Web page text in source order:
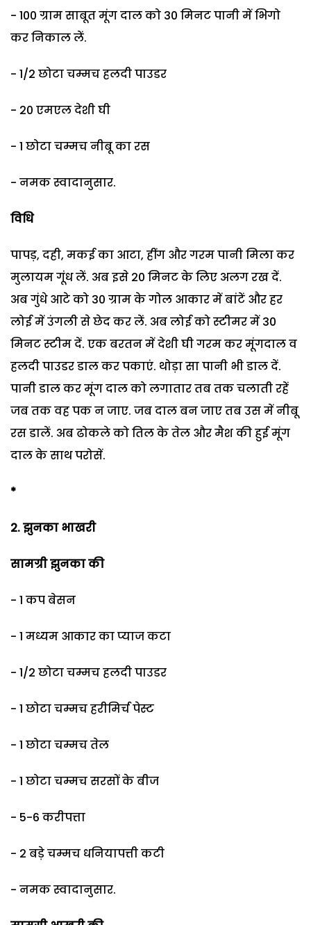
- 100 ग्राम साबूत मूंग दाल को 30 मिनट पानी में भिगो
कर निकाल लें.
- 1/2 छोटा चम्मच हलदी पाउडर
- 20 एमएल देशी घी
- 1 छोटा चम्मच नीबू का रस
- नमक स्वादानुसार.
विधि
पापड़, दही, मकई का आटा, हींग और गरम पानी मिला कर
मुलायम गूंध लें. अब इसे 20 मिनट के लिए अलग रख दें.
अब गुंधे आटे को 30 ग्राम के गोल आकार में बांटें और हर
लोई में उंगली से छेद कर लें. अब लोई को स्टीमर में 30
मिनट स्टीम दें. एक बरतन में देशी घी गरम कर मूंगदाल व
हलदी पाउडर डाल कर पकाएं. थोड़ा सा पानी भी डाल दें.
पानी डाल कर मूंग दाल को लगातार तब तक चलाती रहें
जब तक वह पक न जाए. जब दाल बन जाए तब उस में नीबू
रस डालें. अब ढोकले को तिल के तेल और मैश की हुई मूंग
दाल के साथ परोसें.
*
2. झुनका भाखरी
सामग्री झुनका की
- 1 कप बेसन
- 1 मध्यम आकार का प्याज कटा
- 1/2 छोटा चम्मच हलदी पाउडर
- 1 छोटा चम्मच हरीमिर्च पेस्ट
- 1 छोटा चम्मच तेल
- 1 छोटा चम्मच सरसों के बीज
- 5-6 करीपत्ता
- 2 बड़े चम्मच धनियापत्ती कटी
- नमक स्वादानुसार.